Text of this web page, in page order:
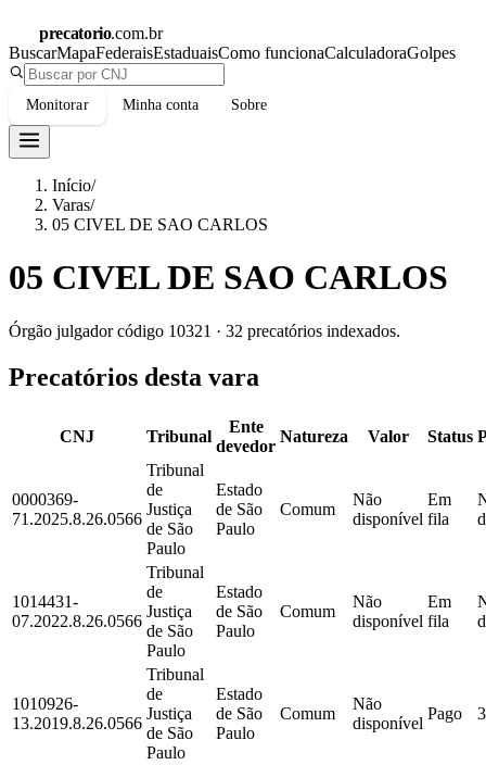
precatorio.com.br
BuscarMapaFederaisEstaduaisComo funcionaCalculadoraGolpes
Monitorar Minha conta Sobre
Início/
Varas/
05 CIVEL DE SAO CARLOS
05 CIVEL DE SAO CARLOS
Órgão julgador código 10321 · 32 precatórios indexados.
Precatórios desta vara
CNJ Tribunal
Ente
devedor
Natureza Valor Status
0000369-
71.2025.8.26.0566
Tribunal
de
Justiça
de São
Paulo
Estado
de São
Paulo
Comum
Não
disponível
Em
fila
1014431-
07.2022.8.26.0566
Tribunal
de
Justiça
de São
Paulo
Estado
de São
Paulo
Comum
Não
disponível
Em
fila
1010926-
13.2019.8.26.0566
Tribunal
de
Justiça
de São
Paulo
Estado
de São
Paulo
Comum
Não
disponível
Pago